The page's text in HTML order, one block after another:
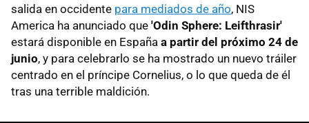
salida en occidente para mediados de año, NIS
America ha anunciado que 'Odin Sphere: Leifthrasir'
estará disponible en España a partir del próximo 24 de
junio, y para celebrarlo se ha mostrado un nuevo tráiler
centrado en el príncipe Cornelius, o lo que queda de él
tras una terrible maldición.